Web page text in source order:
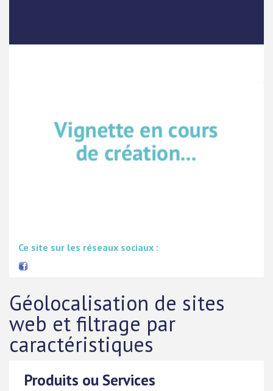
Ce site sur les réseaux sociaux :
Géolocalisation de sites
web et filtrage par
caractéristiques
Produits ou Services